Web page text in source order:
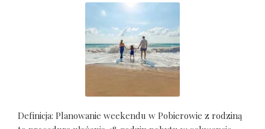
Definicja: Planowanie weekendu w Pobierowie z rodziną